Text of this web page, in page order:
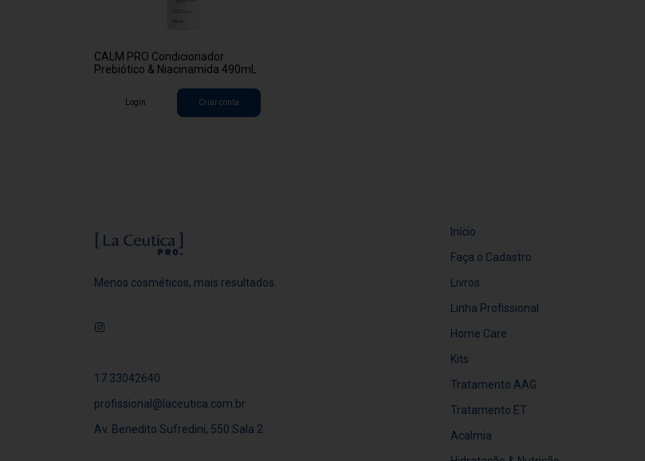
CALM PRO Condicionador
Prebiótico & Niacinamida 490mL
Login Criar conta
Menos cosméticos, mais resultados.
17 33042640
profissional@laceutica.com.br
Av. Benedito Sufredini, 550 Sala 2
Início
Faça o Cadastro
Livros
Linha Profissional
Home Care
Kits
Tratamento AAG
Tratamento ET
Acalmia